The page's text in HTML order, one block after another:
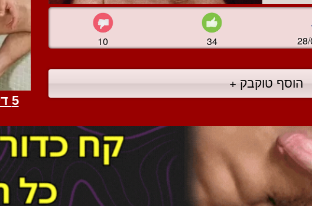
10 34
הוסף טוקבק +